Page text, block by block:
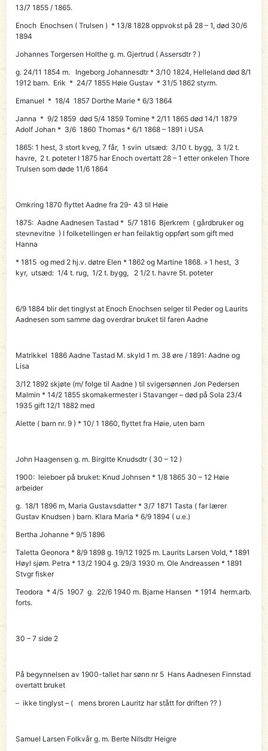
13/7 1855 / 1865.
Enoch Enochsen ( Trulsen ) * 13/8 1828 oppvokst på 28 – 1, død 30/6
1894
Johannes Torgersen Holthe g. m. Gjertrud ( Assersdtr ? )
g. 24/11 1854 m. Ingeborg Johannesdtr * 3/10 1824, Helleland død 8/1
1912 barn. Erik * 24/7 1855 Høie Gustav * 31/5 1862 styrm.
Emanuel * 18/4 1857 Dorthe Marie * 6/3 1864
Janna * 9/2 1859 død 5/4 1859 Tomine * 2/11 1865 død 14/1 1879
Adolf Johan * 3/6 1860 Thomas * 6/1 1868 – 1891 i USA
1865: 1 hest, 3 stort kveg, 7 får, 1 svin utsæd: 3/10 t. bygg, 3 1/2 t.
havre, 2 t. poteter I 1875 har Enoch overtatt 28 – 1 etter onkelen Thore
Trulsen som døde 11/6 1864
Omkring 1870 flyttet Aadnefra 29- 43 til Høie
1875:Aadne Aadnesen Tastad* 5/7 1816 Bjerkrem ( gårdbruker og
stevnevitne ) I folketellingen er han feilaktig oppført som gift med
Hanna
* 1815 og med 2 hj.v. døtre Elen * 1862 og Martine 1868. » 1 hest, 3
kyr, utsæd: 1/4 t. rug, 1/2 t. bygg, 2 1/2 t. havre 5t. poteter
6/9 1884 blir det tinglyst at Enoch Enochsen selger til Peder og Laurits
Aadnesen som samme dag overdrar bruket til faren Aadne
Matrikkel 1886 Aadne Tastad M. skyld 1 m. 38 øre/ 1891: Aadne og
Lisa
3/12 1892 skjøte (m/ folge til Aadne ) til svigersønnenJon Pedersen
Malmin* 14/2 1855 skomakermester i Stavanger – død på Sola 23/4
1935 gift 12/1 1882 med
Alette ( barn nr. 9 ) * 10/ 1 1860, flyttet fra Høie, uten barn
John Haagensen g. m. Birgitte Knudsdtr ( 30 – 12 )
1900: leieboer på bruket: Knud Johnsen * 1/8 1865 30 – 12 Høie
arbeider
g. 18/1 1896 m, Maria Gustavsdatter * 3/7 1871 Tasta ( far lærer
Gustav Knudsen ) barn. Klara Maria * 6/9 1894 ( u.e.)
Bertha Johanne * 9/5 1896
Taletta Geonora * 8/9 1898 g. 19/12 1925 m. Laurits Larsen Vold, * 1891
Høyl sjøm. Petra * 13/2 1904 g. 29/3 1930 m. Ole Andreassen * 1891
Stvgr fisker
Teodora * 4/5 1907 g. 22/6 1940 m. Bjarne Hansen * 1914 herm.arb.
forts.
30 – 7 side 2
På begynnelsen av 1900-tallet har sønn nr 5 Hans Aadnesen Finnstad
overtatt bruket
– ikke tinglyst – ( mens broren Lauritz har stått for driften ?? )
Samuel Larsen Folkvår g. m. Berte Nilsdtr Heigre